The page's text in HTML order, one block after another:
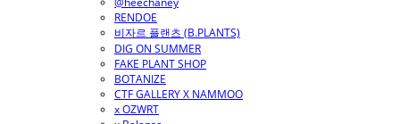
RENDOE
비자르 플랜츠 (B.PLANTS)
DIG ON SUMMER
FAKE PLANT SHOP
BOTANIZE
CTF GALLERY X NAMMOO
x OZWRT